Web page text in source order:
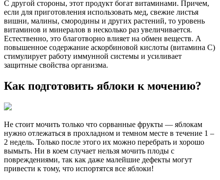
С другой стороны, этот продукт богат витаминами. Причем,
если для приготовления использовать мед, свежие листья
вишни, малины, смородины и других растений, то уровень
витаминов и минералов в несколько раз увеличивается.
Естественно, это благотворно влияет на обмен веществ. А
повышенное содержание аскорбиновой кислоты (витамина С)
стимулирует работу иммунной системы и усиливает
защитные свойства организма.
Как подготовить яблоки к мочению?
Не стоит мочить только что сорванные фрукты — яблокам
нужно отлежаться в прохладном и темном месте в течение 1 –
2 недель. Только после этого их можно перебрать и хорошо
вымыть. Ни в коем случает нельзя мочить плоды с
повреждениями, так как даже малейшие дефекты могут
привести к тому, что испортятся все яблоки!